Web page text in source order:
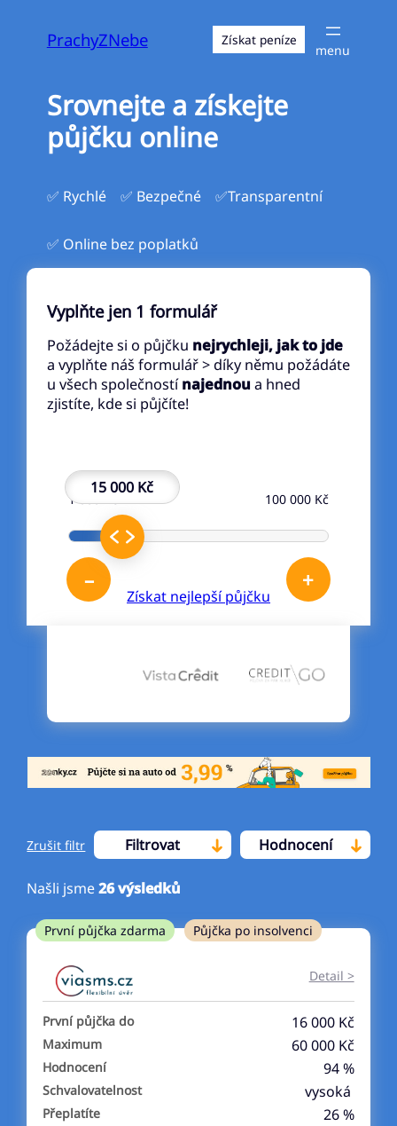
PrachyZNebe Získat peníze
Srovnejte a získejte
půjčku online
✅ Rychlé ✅ Bezpečné ✅Transparentní
✅ Online bez poplatků
Vyplňte jen 1 formulář
Požádejte si o půjčku nejrychleji, jak to jde
a vyplňte náš formulář > díky němu požádáte
u všech společnostínajednou a hned
zjistíte, kde si půjčíte!
15 000 Kč
– +
1 000 Kč 100 000 Kč
Získat nejlepší půjčku
Zrušit filtr Filtrovat Hodnocení
Od
První půjčka zdarma
–
ano
ne
Našli jsme26výsledků
První půjčka zdarma Půjčka po insolvenci
Detail >
První půjčka do 16 000 Kč
Maximum 60 000 Kč
Hodnocení 94 %
Schvalovatelnost vysoká
Přeplatíte
26 %